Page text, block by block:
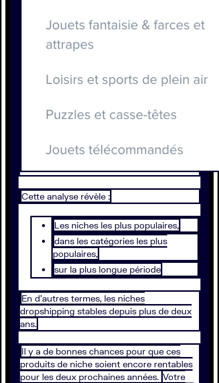
Cette analyse révèle :
Les niches les plus populaires,
dans les catégories les plus
populaires,
sur la plus longue période
En d’autres termes, les niches
dropshipping stables depuis plus de deux
ans.
Il y a de bonnes chances pour que ces
produits de niche soient encore rentables
pour les deux prochaines années. Votre